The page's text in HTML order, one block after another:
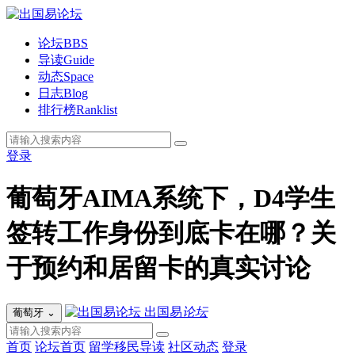
论坛BBS
导读Guide
动态Space
日志Blog
排行榜Ranklist
登录
葡萄牙AIMA系统下，D4学生
签转工作身份到底卡在哪？关
于预约和居留卡的真实讨论
葡萄牙 ⌄ 出国易论坛
首页 论坛首页 留学移民导读 社区动态 登录